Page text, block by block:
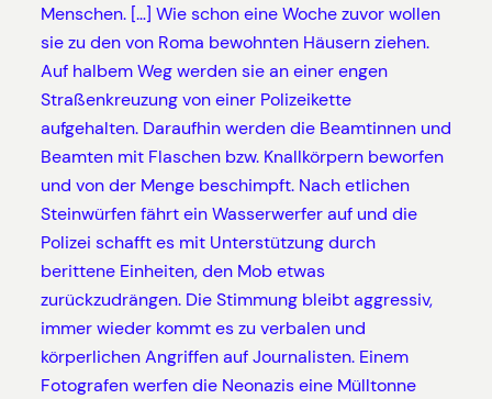
Menschen. […] Wie schon eine Woche zuvor wollen
sie zu den von Roma bewohnten Häusern ziehen.
Auf halbem Weg werden sie an einer engen
Straßenkreuzung von einer Polizeikette
aufgehalten. Daraufhin werden die Beamtinnen und
Beamten mit Flaschen bzw. Knallkörpern beworfen
und von der Menge beschimpft. Nach etlichen
Steinwürfen fährt ein Wasserwerfer auf und die
Polizei schafft es mit Unterstützung durch
berittene Einheiten, den Mob etwas
zurückzudrängen. Die Stimmung bleibt aggressiv,
immer wieder kommt es zu verbalen und
körperlichen Angriffen auf Journalisten. Einem
Fotografen werfen die Neonazis eine Mülltonne